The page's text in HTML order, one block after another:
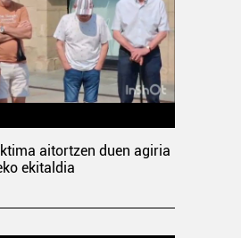
aitortzen duen agiria
ekitaldia